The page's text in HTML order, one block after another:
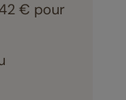
€ pour